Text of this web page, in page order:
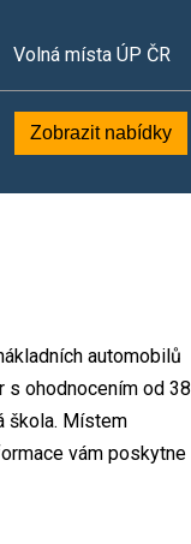
Volná místa ÚP ČR
Zobrazit nabídky
automobilů
s ohodnocením od 38
škola. Místem
vám poskytne